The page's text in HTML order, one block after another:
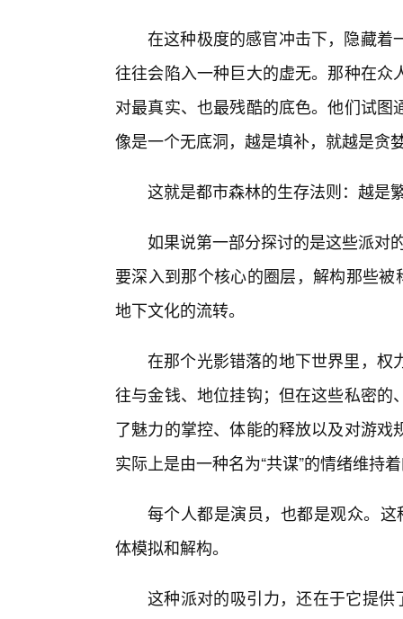
在这种极度的感官冲击下，隐藏着
往往会陷入一种巨大的虚无。那种在
对最真实、也最残酷的底色。他们试
像是一个无底洞，越是填补，就越是贪
这就是都市森林的生存法则：越是
如果说第一部分探讨的是这些派对
要深入到那个核心的圈层，解构那些
地下文化的流转。
在那个光影错落的地下世界里，权
往与金钱、地位挂钩；但在这些私密
了魅力的掌控、体能的释放以及对游
实际上是由一种名为“共谋”的情绪维持
每个人都是演员，也都是观众。这
体模拟和解构。
这种派对的吸引力，还在于它提供